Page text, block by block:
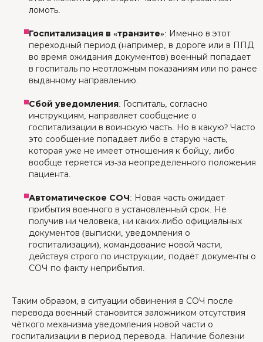
ломоть.
Госпитализация в «транзите»: Именно в этот
переходный период (например, в дороге или в ППД
во время ожидания документов) военный попадает
в госпиталь по неотложным показаниям или по ранее
выданному направлению.
Сбой уведомления: Госпиталь, согласно
инструкциям, направляет сообщение о
госпитализации в воинскую часть. Но в какую? Часто
это сообщение попадает либо в старую часть,
которая уже не имеет отношения к бойцу, либо
вообще теряется из-за неопределенного положения
пациента.
Автоматическое СОЧ : Новая часть ожидает
прибытия военного в установленный срок. Не
получив ни человека, ни каких-либо официальных
документов (выписки, уведомления о
госпитализации), командование новой части,
действуя строго по инструкции, подаёт документы о
СОЧ по факту неприбытия.
Таким образом, в ситуации обвинения в СОЧ после
перевода военный становится заложником отсутствия
чёткого механизма уведомления новой части о
госпитализации в период перевода. Наличие болезни